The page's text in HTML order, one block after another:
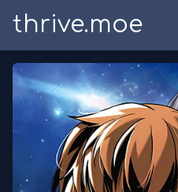
thrive.moe